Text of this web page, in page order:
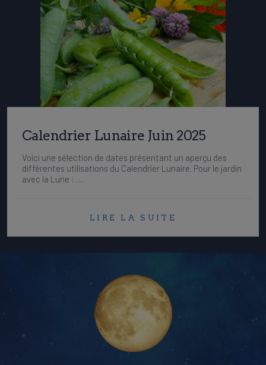
Calendrier Lunaire Juin 2025
Voici une sélection de dates présentant un aperçu des
différentes utilisations du Calendrier Lunaire. Pour le jardin
avec la Lune : …
LIRE LA SUITE